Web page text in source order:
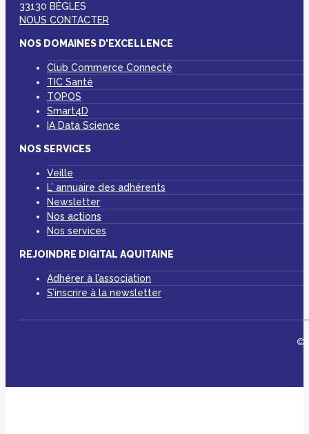
33130 BÈGLES
NOUS CONTACTER
NOS DOMAINES D’EXCELLENCE
Club Commerce Connecté
TIC Santé
TOPOS
Smart4D
IA Data Science
NOS SERVICES
Veille
L’ annuaire des adhérents
Newsletter
Nos actions
Nos services
REJOINDRE DIGITAL AQUITAINE
Adhérer à l’association
S’inscrire à la newsletter